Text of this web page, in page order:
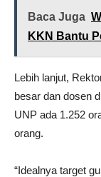
Baca Juga
KKN Bantu
Lebih lanjut,
besar dan dosen
UNP ada 1.252
orang.
“Idealnya target